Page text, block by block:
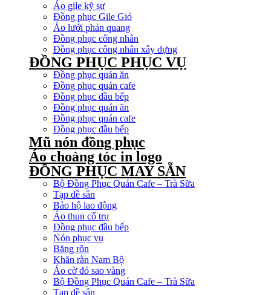
Áo gile kỹ sư
Đồng phục Gile Gió
Áo lưới phản quang
Đồng phục công nhân
Đồng phục công nhân xây dựng
ĐỒNG PHỤC PHỤC VỤ
Đồng phục quán ăn
Đồng phục quán cafe
Đồng phục đầu bếp
Đồng phục quán ăn
Đồng phục quán cafe
Đồng phục đầu bếp
Mũ nón đồng phục
Áo choàng tóc in logo
ĐỒNG PHỤC MAY SẴN
Bộ Đồng Phục Quán Cafe – Trà Sữa
Tạp dề sẵn
Bảo hộ lao động
Áo thun cổ trụ
Đồng phục đầu bếp
Nón phục vụ
Băng rôn
Khăn rằn Nam Bộ
Áo cờ đỏ sao vàng
Bộ Đồng Phục Quán Cafe – Trà Sữa
Tạp dề sẵn